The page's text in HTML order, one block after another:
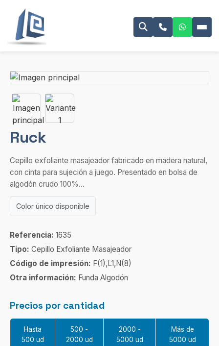
Ruck
Cepillo exfoliante masajeador fabricado en madera natural,
con cinta para sujeción a juego. Presentado en bolsa de
algodón crudo 100%...
Color único disponible
Referencia: 1635
Tipo: Cepillo Exfoliante Masajeador
Código de impresión: F(1),L1,N(8)
Otra información: Funda Algodón
Precios por cantidad
Hasta
500 ud
500 -
2000 ud
2000 -
5000 ud
Más de
5000 ud